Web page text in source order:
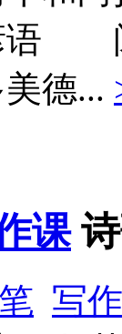
语
德...
课
写作